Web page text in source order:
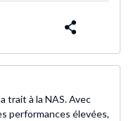
trait à la NAS. Avec
performances élevées,